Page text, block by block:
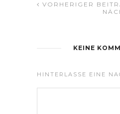
VORHERIGER
KEINE
HINTERLASSE EINE